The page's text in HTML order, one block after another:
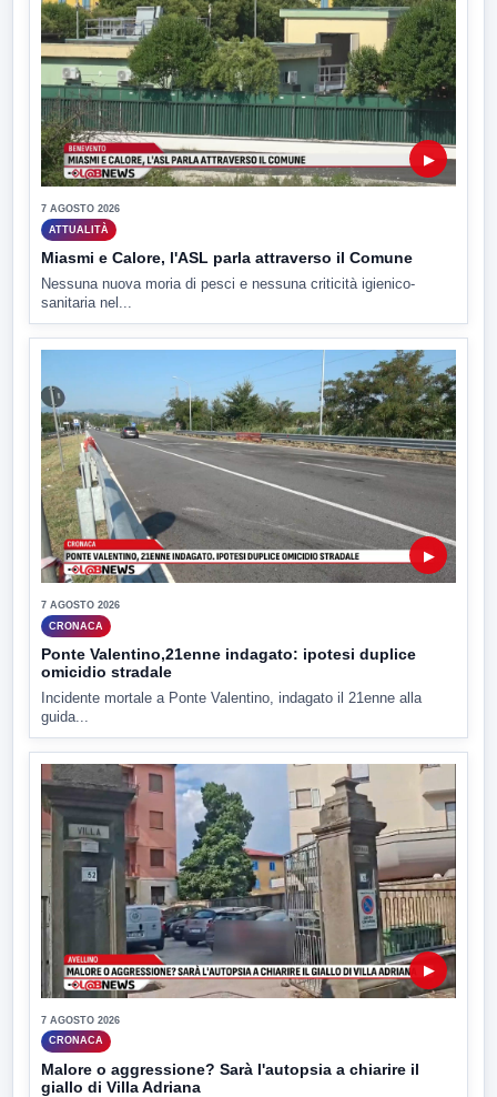
▶
7 AGOSTO 2026
ATTUALITÀ
Miasmi e Calore, l'ASL parla attraverso il Comune
Nessuna nuova moria di pesci e nessuna criticità igienico-
sanitaria nel...
▶
7 AGOSTO 2026
CRONACA
Ponte Valentino,21enne indagato: ipotesi duplice
omicidio stradale
Incidente mortale a Ponte Valentino, indagato il 21enne alla
guida...
▶
7 AGOSTO 2026
CRONACA
Malore o aggressione? Sarà l'autopsia a chiarire il
giallo di Villa Adriana